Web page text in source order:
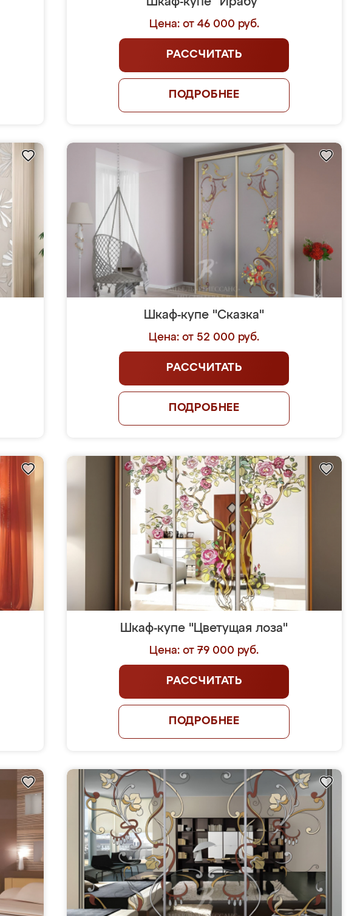
Цена: от 46 000 руб.
РАССЧИТАТЬ
ПОДРОБНЕЕ
Шкаф-купе "Сказка"
Цена: от 52 000 руб.
РАССЧИТАТЬ
ПОДРОБНЕЕ
Шкаф-купе "Цветущая лоза"
Цена: от 79 000 руб.
РАССЧИТАТЬ
ПОДРОБНЕЕ